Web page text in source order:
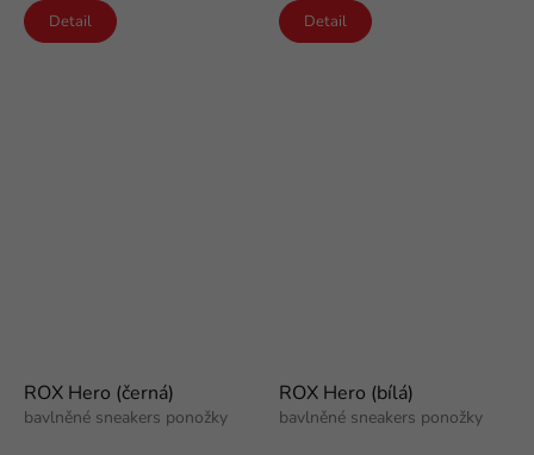
Detail Detail
ROX Hero (černá)
bavlněné sneakers ponožky
ROX Hero (bílá)
bavlněné sneakers ponožky